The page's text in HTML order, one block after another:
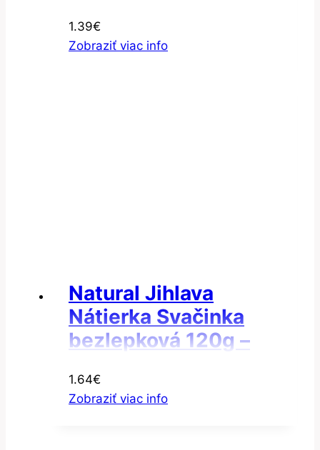
instantná kaša
1.39€
Zobraziť viac info
Natural Jihlava
Nátierka Svačinka
bezlepková 120g –
1.64€
Zobraziť viac info